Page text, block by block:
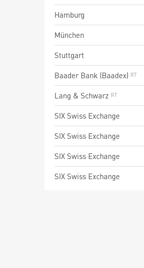
Hamburg
München
Stuttgart
Baader Bank (Baadex)
Lang & Schwarz
SIX Swiss Exchange
SIX Swiss Exchange
SIX Swiss Exchange
SIX Swiss Exchange